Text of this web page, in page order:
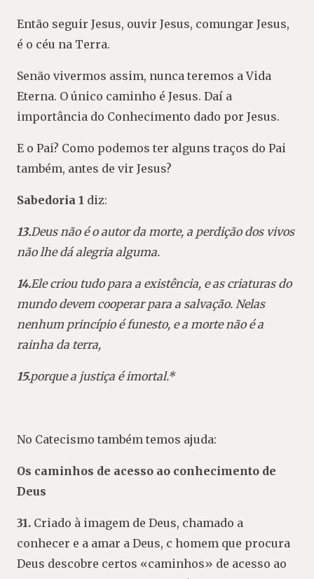
Então seguir Jesus, ouvir Jesus, comungar Jesus,
é o céu na Terra.
Senão vivermos assim, nunca teremos a Vida
Eterna. O único caminho é Jesus. Daí a
importância do Conhecimento dado por Jesus.
E o Pai? Como podemos ter alguns traços do Pai
também, antes de vir Jesus?
Sabedoria 1 diz:
13.Deus não é o autor da morte, a perdição dos vivos
não lhe dá alegria alguma.
14.Ele criou tudo para a existência, e as criaturas do
mundo devem cooperar para a salvação. Nelas
nenhum princípio é funesto, e a morte não é a
rainha da terra,
15.porque a justiça é imortal.*
No Catecismo também temos ajuda:
Os caminhos de acesso ao conhecimento de
Deus
31. Criado à imagem de Deus, chamado a
conhecer e a amar a Deus, c homem que procura
Deus descobre certos «caminhos» de acesso ao